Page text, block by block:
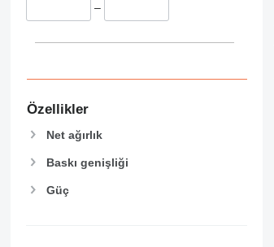
–
Özellikler
Net ağırlık
Baskı genişliği
Güç